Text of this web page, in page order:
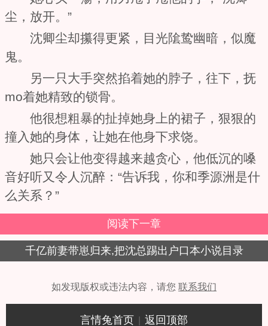
尘，放开。”
沈卿尘却攥得更紧，目光隂鸷幽暗，似魔
鬼。
另一只大手突然掐着她的脖子，往下，抚
mo着她精致的锁骨。
他很想粗暴的扯掉她身上的裙子，狠狠的
撞入她的身体，让她在他身下求饶。
她只会让他变得越来越贪心，他低沉的嗓
音好听又令人沉醉：“告诉我，你和季源洲是什
么关系？”
阅读下一章
千亿前妻带崽归来,把沈总踢出户口本小说目录
如发现版权或违法内容，请您 联系我们
言情兔首页 返回顶部